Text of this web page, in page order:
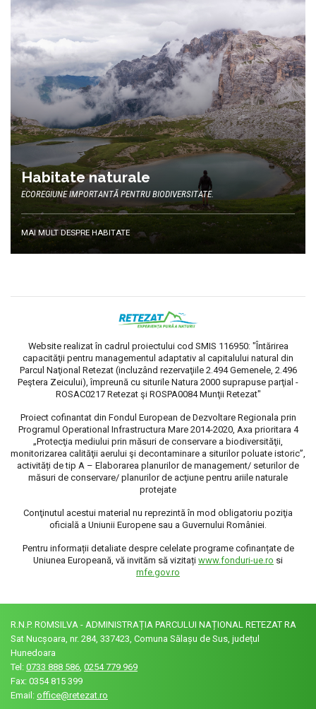
Habitate naturale
ECOREGIUNE IMPORTANTĂ PENTRU BIODIVERSITATE.
MAI MULT DESPRE HABITATE
Website realizat în cadrul proiectului cod SMIS 116950: "Întărirea
capacităţii pentru managementul adaptativ al capitalului natural din
Parcul Naţional Retezat (incluzând rezervaţiile 2.494 Gemenele, 2.496
Peştera Zeicului), împreună cu siturile Natura 2000 suprapuse parţial -
ROSAC0217 Retezat şi ROSPA0084 Munţii Retezat"
Proiect cofinantat din Fondul European de Dezvoltare Regionala prin
Programul Operational Infrastructura Mare 2014-2020, Axa prioritara 4
„Protecţia mediului prin măsuri de conservare a biodiversităţii,
monitorizarea calităţii aerului şi decontaminare a siturilor poluate istoric”,
activități de tip A – Elaborarea planurilor de management/ seturilor de
măsuri de conservare/ planurilor de acţiune pentru ariile naturale
protejate
Conţinutul acestui material nu reprezintă în mod obligatoriu poziţia
oficială a Uniunii Europene sau a Guvernului României.
Pentru informații detaliate despre celelate programe cofinanțate de
Uniunea Europeană, vă invităm să vizitați www.fonduri-ue.ro si
mfe.gov.ro
R.N.P. ROMSILVA - ADMINISTRAȚIA PARCULUI NAȚIONAL RETEZAT RA
Sat Nucșoara, nr. 284, 337423, Comuna Sălașu de Sus, județul
Hunedoara
Tel: 0733 888 586, 0254 779 969
Fax: 0354 815 399
Email: office@retezat.ro